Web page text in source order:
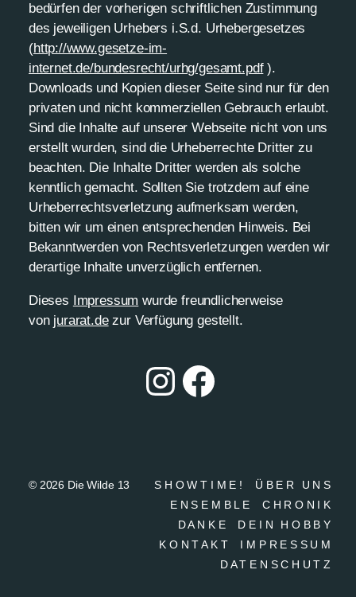
bedürfen der vorherigen schriftlichen Zustimmung
des jeweiligen Urhebers i.S.d. Urhebergesetzes
(http://www.gesetze-im-
internet.de/bundesrecht/urhg/gesamt.pdf).
Downloads und Kopien dieser Seite sind nur für den
privaten und nicht kommerziellen Gebrauch erlaubt.
Sind die Inhalte auf unserer Webseite nicht von uns
erstellt wurden, sind die Urheberrechte Dritter zu
beachten. Die Inhalte Dritter werden als solche
kenntlich gemacht. Sollten Sie trotzdem auf eine
Urheberrechtsverletzung aufmerksam werden,
bitten wir um einen entsprechenden Hinweis. Bei
Bekanntwerden von Rechtsverletzungen werden wir
derartige Inhalte unverzüglich entfernen.
Dieses Impressum wurde freundlicherweise
von jurarat.dezur Verfügung gestellt.
© 2026 Die Wilde 13 S H O W T I M E !
Ü B E R⠀U N S
E N S E M B L E
C H R O N I K
D A N K E
D E I N⠀H O B B Y
K O N T A K T
I M P R E S S U M
D A T E N S C H U T Z